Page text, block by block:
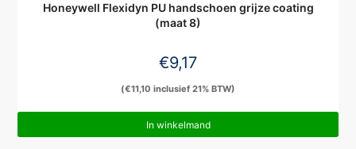
Honeywell Flexidyn PU handschoen grijze coating
(maat 8)
€9,17
(€11,10 inclusief 21% BTW)
In winkelmand